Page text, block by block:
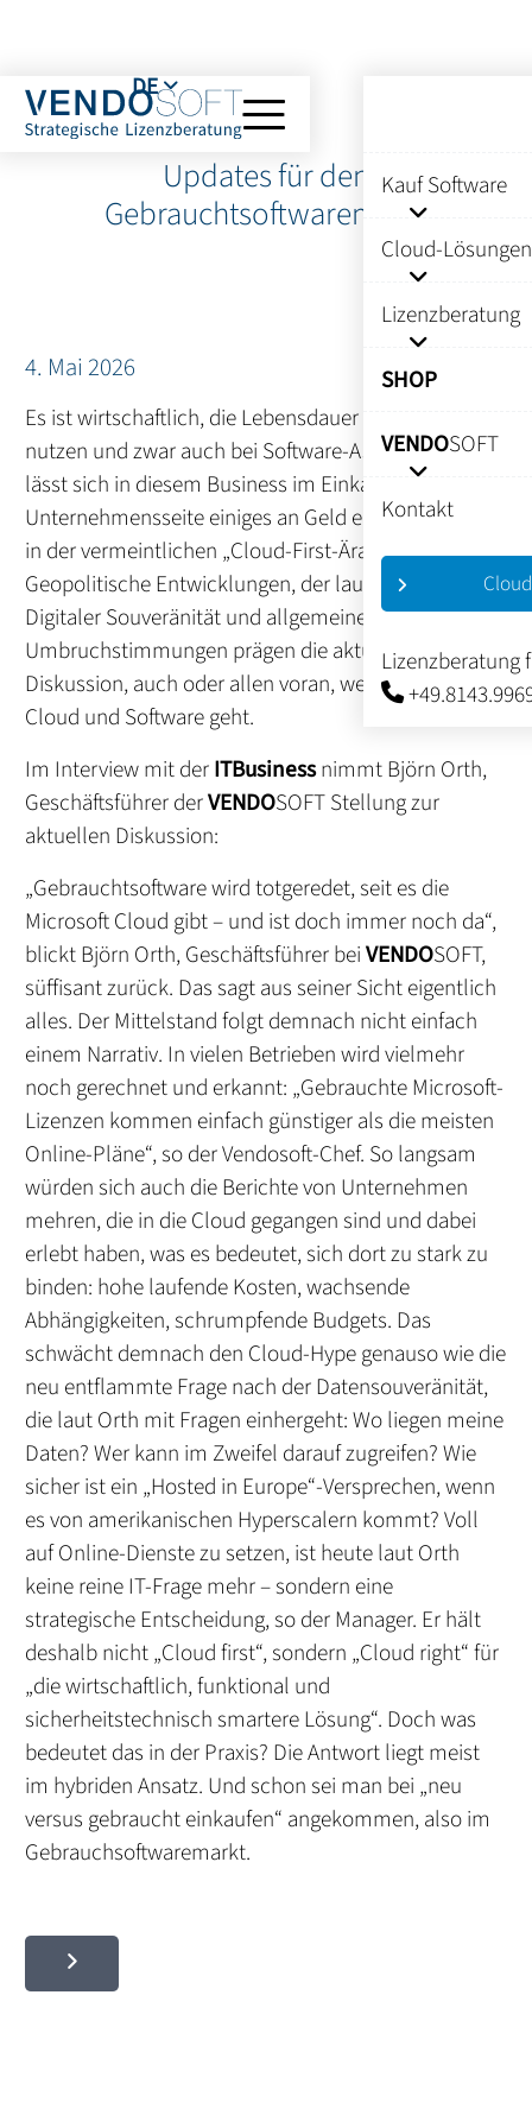
Kauf Software
Cloud-Lösungen
Lizenzberatung
SHOP
VENDOSOFT
Kontakt
Lizenzberatung
DE
Updates für den
Gebrauchtsoftwaremarkt
4. Mai 2026
Es ist wirtschaftlich, die Lebensdauer von Assets zu
nutzen und zwar auch bei Software-Assets. Zudem
lässt sich in diesem Business im Einkauf auf
Unternehmensseite einiges an Geld einsparen – auch
in der vermeintlichen „Cloud-First-Ära“.
Geopolitische Entwicklungen, der laute Ruf nach
Digitaler Souveränität und allgemeine
Umbruchstimmungen prägen die aktuelle
Diskussion, auch oder allen voran, wenn es um
Cloud und Software geht.
Im Interview mit derITBusinessnimmt Björn Orth,
Geschäftsführer derVENDOSOFT Stellung zur
aktuellen Diskussion:
„Gebrauchtsoftware wird totgeredet, seit es die
Microsoft Cloud gibt – und ist doch immer noch da“,
blickt Björn Orth, Geschäftsführer beiVENDOSOFT,
süffisant zurück. Das sagt aus seiner Sicht eigentlich
alles. Der Mittelstand folgt demnach nicht einfach
einem Narrativ. In vielen Betrieben wird vielmehr
noch gerechnet und erkannt: „Gebrauchte Microsoft-
Lizenzen kommen einfach günstiger als die meisten
Online-Pläne“, so der Vendosoft-Chef. So langsam
würden sich auch die Berichte von Unternehmen
mehren, die in die Cloud gegangen sind und dabei
erlebt haben, was es bedeutet, sich dort zu stark zu
binden: hohe laufende Kosten, wachsende
Abhängigkeiten, schrumpfende Budgets. Das
schwächt demnach den Cloud-Hype genauso wie die
neu entflammte Frage nach der Datensouveränität,
die laut Orth mit Fragen einhergeht: Wo liegen meine
Daten? Wer kann im Zweifel darauf zugreifen? Wie
sicher ist ein „Hosted in Europe“-Versprechen, wenn
es von amerikanischen Hyperscalern kommt? Voll
auf Online-Dienste zu setzen, ist heute laut Orth
keine reine IT-Frage mehr – sondern eine
strategische Entscheidung, so der Manager. Er hält
deshalb nicht „Cloud first“, sondern „Cloud right“ für
„die wirtschaftlich, funktional und
sicherheitstechnisch smartere Lösung“. Doch was
bedeutet das in der Praxis? Die Antwort liegt meist
im hybriden Ansatz. Und schon sei man bei „neu
versus gebraucht einkaufen“ angekommen, also im
Gebrauchsoftwaremarkt.